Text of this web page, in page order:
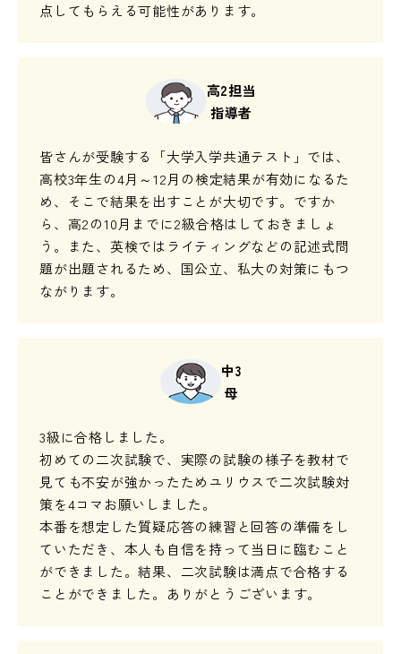
点してもらえる可能性があります。
高2担当
指導者
皆さんが受験する「大学入学共通テスト」では、
高校3年生の4月～12月の検定結果が有効になるた
め、そこで結果を出すことが大切です。ですか
ら、高2の10月までに2級合格はしておきましょ
う。また、英検ではライティングなどの記述式問
題が出題されるため、国公立、私大の対策にもつ
ながります。
中3
母
3級に合格しました。
初めての二次試験で、実際の試験の様子を教材で
見ても不安が強かったためユリウスで二次試験対
策を4コマお願いしました。
本番を想定した質疑応答の練習と回答の準備をし
ていただき、本人も自信を持って当日に臨むこと
ができました。結果、二次試験は満点で合格する
ことができました。ありがとうございます。